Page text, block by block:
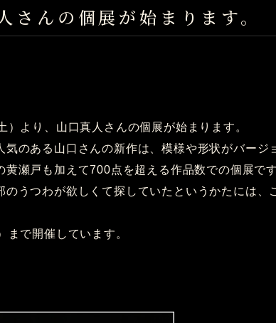
さんの個展が始まります。
）より、山口真人さんの個展が始まります。
気のある山口さんの新作は、模様や形状がバージ
黄瀬戸も加えて700点を超える作品数での個展です
のうつわが欲しくて探していたというかたには、
まで開催しています。